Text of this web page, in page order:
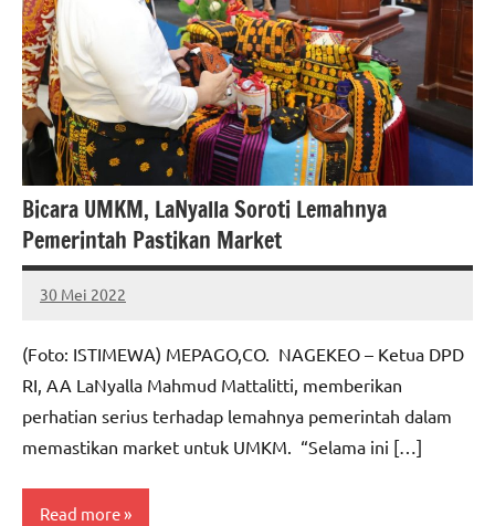
Bicara UMKM, LaNyalla Soroti Lemahnya
Pemerintah Pastikan Market
30 Mei 2022
MEPAGO
No
(Foto: ISTIMEWA) MEPAGO,CO. NAGEKEO – Ketua DPD
RI, AA LaNyalla Mahmud Mattalitti, memberikan
perhatian serius terhadap lemahnya pemerintah dalam
memastikan market untuk UMKM. “Selama ini […]
Read more